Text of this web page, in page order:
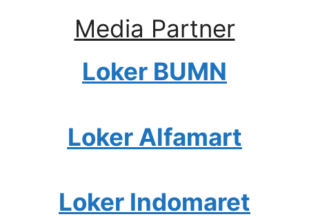
Media Partner
Loker BUMN
Loker Alfamart
Loker Indomaret